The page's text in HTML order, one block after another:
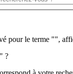
pour le terme "",
" ?